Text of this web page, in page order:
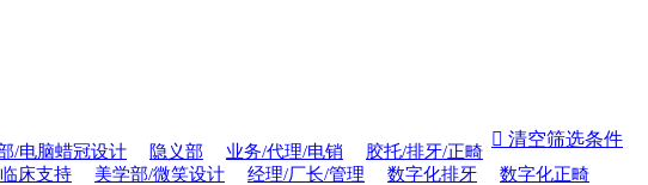
 清空筛选条件
/电脑蜡冠设计 隐义部 业务/代理/电销
胶托/排牙/正畸
床支持 美学部/微笑设计 经理/厂长/管理 数字化排牙
数字化正畸